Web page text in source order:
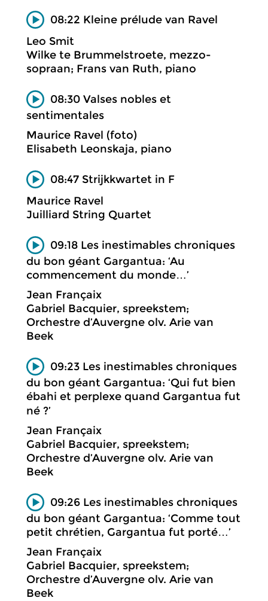
08:22 Kleine prélude van Ravel
Leo Smit
Wilke te Brummelstroete, mezzo-
sopraan; Frans van Ruth, piano
08:30 Valses nobles et
sentimentales
Maurice Ravel (foto)
Elisabeth Leonskaja, piano
08:47 Strijkkwartet in F
Maurice Ravel
Juilliard String Quartet
09:18 Les inestimables chroniques
du bon géant Gargantua: ‘Au
commencement du monde…’
Jean Françaix
Gabriel Bacquier, spreekstem;
Orchestre d’Auvergne olv. Arie van
Beek
09:23 Les inestimables chroniques
du bon géant Gargantua: ‘Qui fut bien
ébahi et perplexe quand Gargantua fut
né ?’
Jean Françaix
Gabriel Bacquier, spreekstem;
Orchestre d’Auvergne olv. Arie van
Beek
09:26 Les inestimables chroniques
du bon géant Gargantua: ‘Comme tout
petit chrétien, Gargantua fut porté…’
Jean Françaix
Gabriel Bacquier, spreekstem;
Orchestre d’Auvergne olv. Arie van
Beek